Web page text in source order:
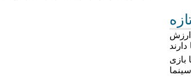
ارزش
بازی